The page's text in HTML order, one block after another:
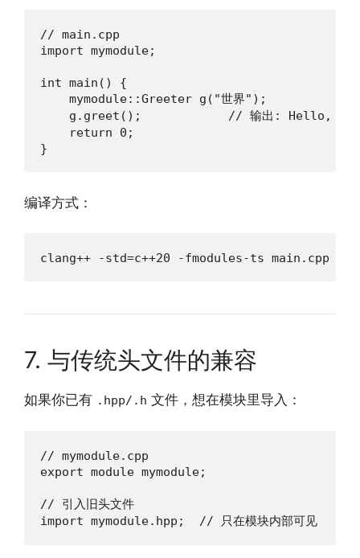
// main.cpp
import mymodule;
int main() {
    mymodule::Greeter g("世界");
g.greet();            // 输出: Hello, 世
    return 0;
}
编译方式：
clang++ -std=c++20 -fmodules-ts main.cpp
7. 与传统头文件的兼容
如果你已有 .hpp/.h 文件，想在模块里导入：
// mymodule.cpp
export module mymodule;
// 引入旧头文件
import mymodule.hpp;  // 只在模块内部可见